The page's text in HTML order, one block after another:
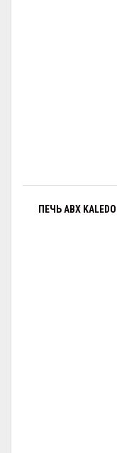
ПЕЧЬ ABX